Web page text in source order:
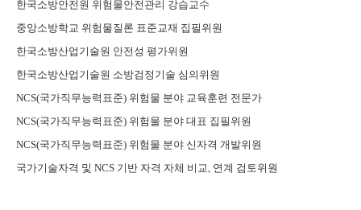
한국소방안전원 위험물안전관리 강습교수
중앙소방학교 위험물질론 표준교재 집필위원
한국소방산업기술원 안전성 평가위원
한국소방산업기술원 소방검정기술 심의위원
NCS(국가직무능력표준) 위험물 분야 교육훈련 전문가
NCS(국가직무능력표준) 위험물 분야 대표 집필위원
NCS(국가직무능력표준) 위험물 분야 신자격 개발위원
국가기술자격 및 NCS 기반 자격 자체 비교, 연계 검토위원